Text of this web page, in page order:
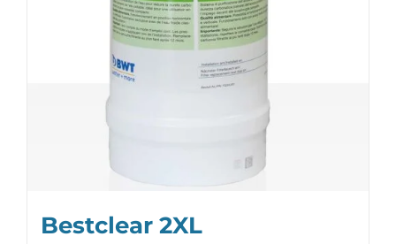
Bestclear 2XL